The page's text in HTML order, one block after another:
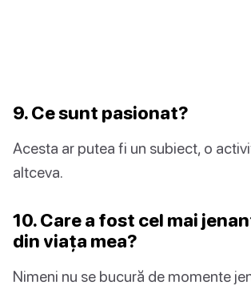
9. Ce sunt pasionat?
Acesta ar putea fi un subiect, o
altceva.
10. Care a fost cel mai
din viața mea?
Nimeni nu se bucură de momente